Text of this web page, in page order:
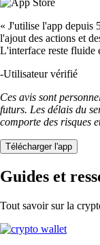
« J'utilise l'app depuis
l'ajout des actions et
L'interface reste fluide
-Utilisateur vérifié
Ces avis sont
futurs. Les délais du
comporte des risques
Télécharger l'app
Guides et
Tout savoir sur la